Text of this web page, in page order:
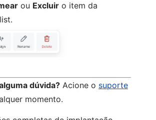
ou Excluir o item da
dúvida? Acione o suporte
momento.